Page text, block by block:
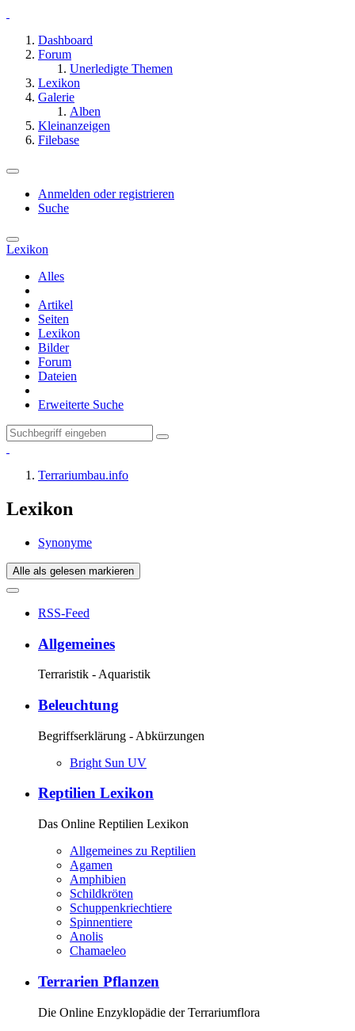
Dashboard
Forum
Unerledigte Themen
Lexikon
Galerie
Alben
Kleinanzeigen
Filebase
Anmelden oder registrieren
Suche
Lexikon
Alles
Artikel
Seiten
Lexikon
Bilder
Forum
Dateien
Erweiterte Suche
Terrariumbau.info
Lexikon
Synonyme
Alle als gelesen markieren
RSS-Feed
Allgemeines
Terraristik - Aquaristik
Beleuchtung
Begriffserklärung - Abkürzungen
Bright Sun UV
Reptilien Lexikon
Das Online Reptilien Lexikon
Allgemeines zu Reptilien
Agamen
Amphibien
Schildkröten
Schuppenkriechtiere
Spinnentiere
Anolis
Chamaeleo
Terrarien Pflanzen
Die Online Enzyklopädie der Terrariumflora